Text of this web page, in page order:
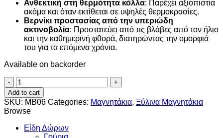
Ανθεκτική στη θερμότητα κόλλα: Παρέχει αξιόπιστια
ακόμα και όταν εκτίθεται σε υψηλές θερμοκρασίες.
Βερνίκι προστασίας από την υπεριώδη
ακτινοβολία: Προστατεύει από τις βλάβες από τον ήλιο
και την καθημερινή φθορά, διατηρώντας την ομορφιά
του για τα επόμενα χρόνια.
Available on backorder
Πασχαλίτσες
quantity
Add to cart
SKU: MB06 Categories: Μαγνητάκια, Ξύλινα Μαγνητάκια
Browse
Είδη Δώρων